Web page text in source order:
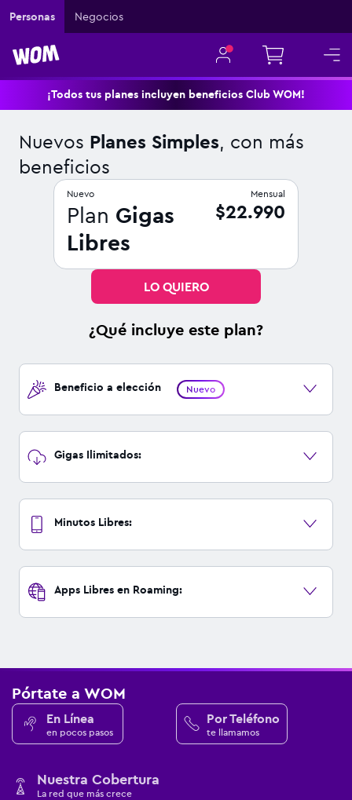
Personas Negocios
¡Todos tus planes incluyen beneficios Club WOM!
Nuevos Planes Simples, con más
beneficios
Nuevo
Plan Gigas
Libres
Mensual
$22.990
LO QUIERO
¿Qué incluye este plan?
Beneficio a elección Nuevo
Gigas Ilimitados:
Minutos Libres:
Apps Libres en Roaming:
Pórtate a WOM
En Línea
en pocos pasos
Por Teléfono
te llamamos
Nuestra Cobertura
La red que más crece